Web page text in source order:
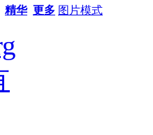
精华 更多 图片模式